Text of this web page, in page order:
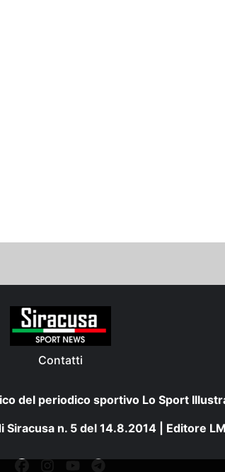
Contatti
del periodico sportivo Lo Sport
Siracusa n. 5 del 14.8.2014 | Editore